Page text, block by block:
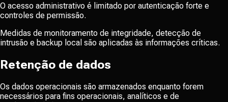
O acesso administrativo é limitado por autenticação forte e
controles de permissão.
Medidas de monitoramento de integridade, detecção de
intrusão e backup local são aplicadas às informações críticas.
Retenção de dados
Os dados operacionais são armazenados enquanto forem
necessários para fins operacionais, analíticos e de